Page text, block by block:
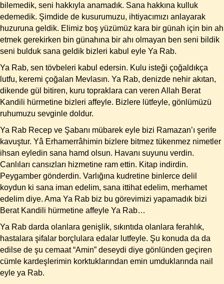
bilemedik, seni hakkıyla anamadık. Sana hakkına kulluk
edemedik. Şimdide de kusurumuzu, ihtiyacımızı anlayarak
huzuruna geldik. Elimiz boş yüzümüz kara bir günah için bin ah
etmek gerekirken bin günahına bir ahı olmayan ben seni bildik
seni bulduk sana geldik bizleri kabul eyle Ya Rab.
Ya Rab, sen tövbeleri kabul edersin. Kulu isteği çoğaldıkça
lutfu, keremi çoğalan Mevlasın. Ya Rab, denizde nehir akıtan,
dikende gül bitiren, kuru topraklara can veren Allah Berat
Kandili hürmetine bizleri affeyle. Bizlere lütfeyle, gönlümüzü
ruhumuzu sevginle doldur.
Ya Rab Recep ve Şabanı mübarek eyle bizi Ramazan’ı şerife
kavuştur. Yâ Erhamerrâhimin bizlere bitmez tükenmez nimetler
ihsan eyledin sana hamd olsun. Havanı suyunu verdin.
Canlıları cansızları hizmetine ram ettin. Kitap indirdin.
Peygamber gönderdin. Varlığına kudretine binlerce delil
koydun ki sana iman edelim, sana ittihat edelim, merhamet
edelim diye. Ama Ya Rab biz bu görevimizi yapamadık bizi
Berat Kandili hürmetine affeyle Ya Rab…
Ya Rab darda olanlara genişlik, sıkıntıda olanlara ferahlık,
hastalara şifalar borçlulara edalar lutfeyle. Şu konuda da da
edilse de şu cemaat “Amin” deseydi diye gönlünden geçiren
cümle kardeşlerimin korktuklarından emin umduklarında nail
eyle ya Rab.